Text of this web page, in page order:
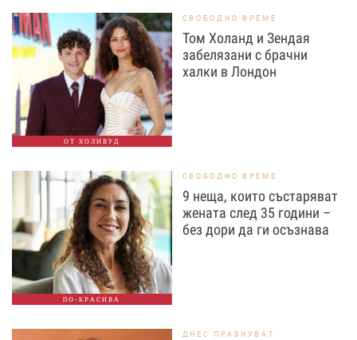
ОТ ХОЛИВУД
СВОБОДНО ВРЕМЕ
Том Холанд и Зендая
забелязани с брачни
халки в Лондон
ПО-КРАСИВА
СВОБОДНО ВРЕМЕ
9 неща, които състаряват
жената след 35 години –
без дори да ги осъзнава
ДНЕС ПРАЗНУВАТ